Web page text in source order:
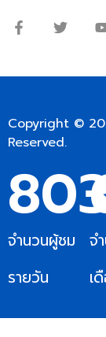
Copyright ©
Reserved.
จำนวนผู้ชม
รายวัน
จ
เ